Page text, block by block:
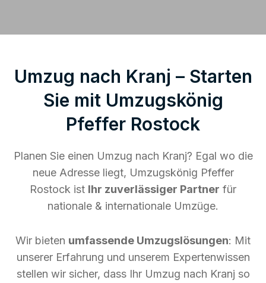
Umzug nach Kranj – Starten
Sie mit Umzugskönig
Pfeffer Rostock
Planen Sie einen Umzug nach Kranj? Egal wo die
neue Adresse liegt, Umzugskönig Pfeffer
Rostock ist Ihr zuverlässiger Partner für
nationale & internationale Umzüge.
Wir bieten umfassende Umzugslösungen: Mit
unserer Erfahrung und unserem Expertenwissen
stellen wir sicher, dass Ihr Umzug nach Kranj so